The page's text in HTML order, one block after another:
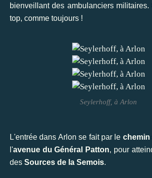
bienveillant des ambulanciers militaires.
top, comme toujours !
Seylerhoff, à Arlon
L'entrée dans Arlon se fait par le chemin
l'avenue du Général Patton, pour
des Sources de la Semois.